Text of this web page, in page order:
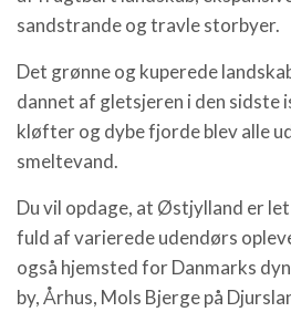
sandstrande og travle storbyer.
Det grønne og kuperede
dannet af gletsjeren i den sidste
kløfter og dybe fjorde blev alle
smeltevand.
Du vil opdage, at Østjylland er
fuld af varierede udendørs
også hjemsted for Danmarks
by, Århus, Mols Bjerge på